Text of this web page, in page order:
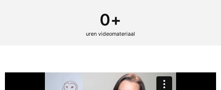
uren videomateriaal
0+